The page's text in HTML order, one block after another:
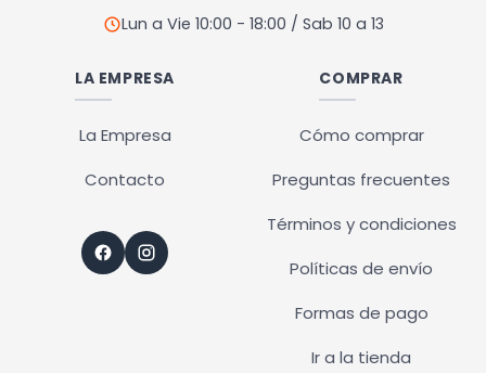
Lun a Vie 10:00 - 18:00 / Sab 10 a 13
LA EMPRESA
La Empresa
Contacto
COMPRAR
Cómo comprar
Preguntas frecuentes
Términos y condiciones
Políticas de envío
Formas de pago
Ir a la tienda